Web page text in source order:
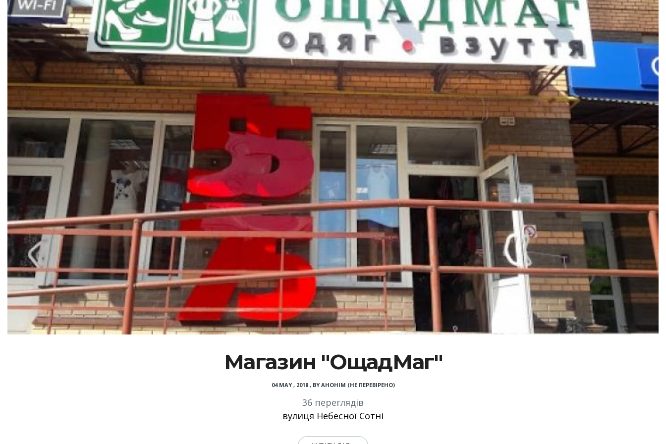
Магазин "ОщадМаг"
04 MAY , 2018, BY АНОНІМ (НЕ ПЕРЕВІРЕНО)
36 переглядів
вулиця Небесної Сотні